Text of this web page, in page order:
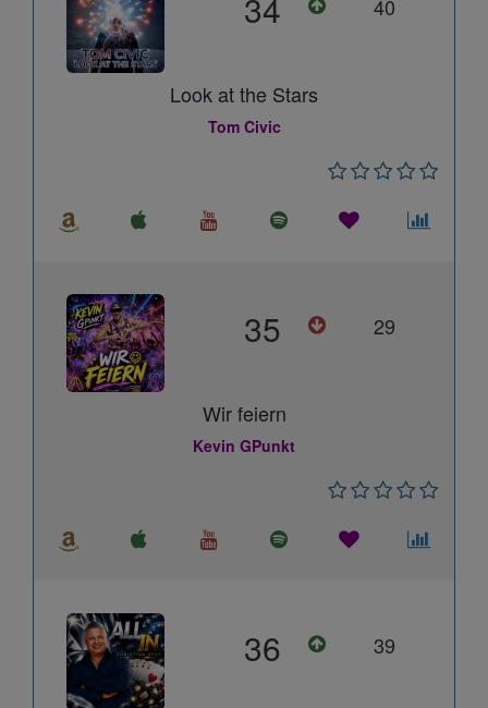
40
Look at the Stars
Tom Civic
35 29
Wir feiern
Kevin GPunkt
36 39